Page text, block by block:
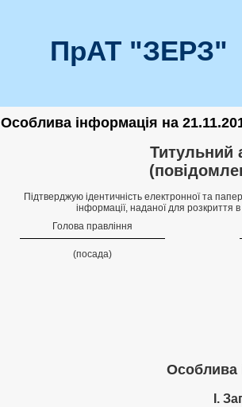
ПрАТ "ЗЕРЗ"
Особлива інформація на
Титульний
Підтверджую ідентичність електронної та
інформації, наданої для розкриття
Голова правлiння
(посада)
Особлива
I.